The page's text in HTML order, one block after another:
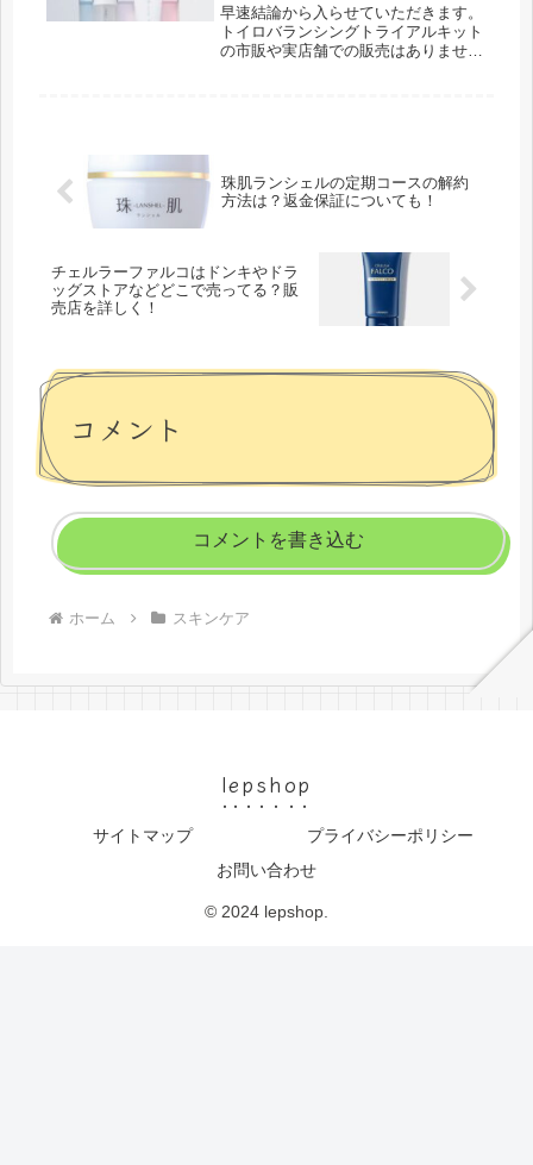
早速結論から入らせていただきます。
トイロバランシングトライアルキット
の市販や実店舗での販売はありませ
珠肌ランシェルの定期コースの解約
方法は？返金保証についても！
チェルラーファルコはドンキやドラ
ッグストアなどどこで売ってる？販
売店を詳しく！
コメント
コメントを書き込む
ホーム スキンケア
lepshop
サイトマップ
プライバシーポリシー
お問い合わせ
© 2024 lepshop.